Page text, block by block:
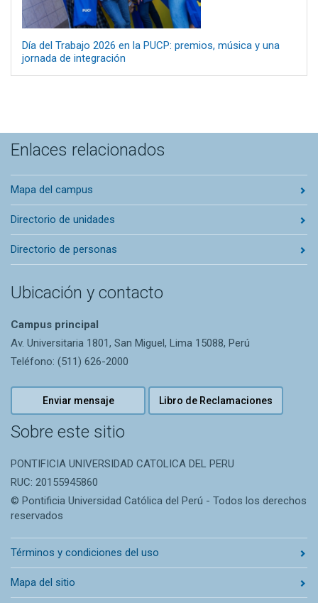
Día del Trabajo 2026 en la PUCP: premios, música y una
jornada de integración
Enlaces relacionados
Mapa del campus
Directorio de unidades
Directorio de personas
Ubicación y contacto
Campus principal
Av. Universitaria 1801, San Miguel, Lima 15088, Perú
Teléfono: (511) 626-2000
Enviar mensaje Libro de Reclamaciones
Sobre este sitio
PONTIFICIA UNIVERSIDAD CATOLICA DEL PERU
RUC: 20155945860
© Pontificia Universidad Católica del Perú - Todos los derechos
reservados
Términos y condiciones del uso
Mapa del sitio